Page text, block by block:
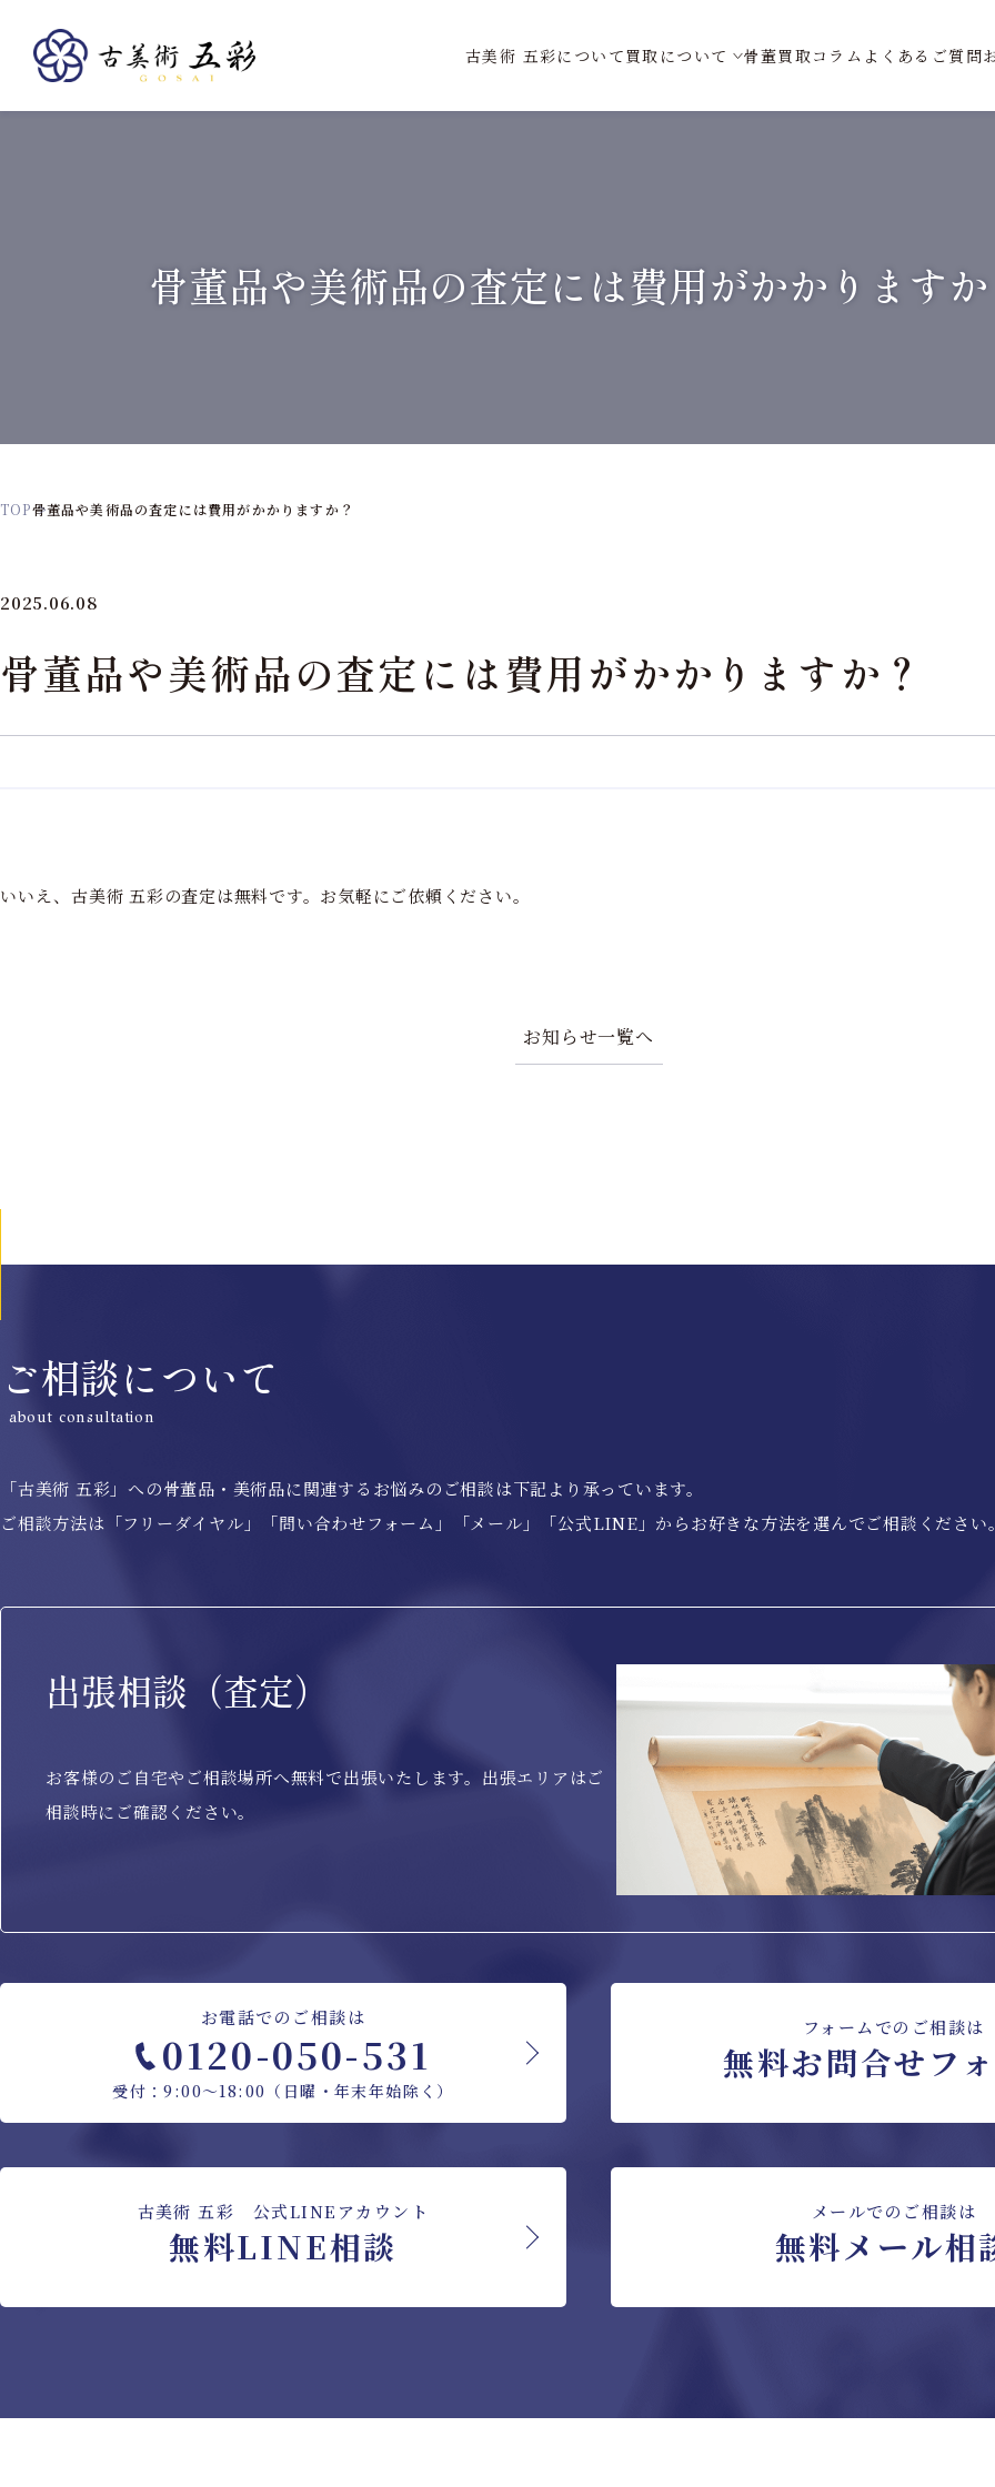
古美術 五彩について買取 について 骨董買取コラム よくある ご質問
骨董品や美術品の査定には費用がかかります
TOP骨董品や美術品の査定には費用がかかりますか？
2025.06.08
骨董品や美術品の査定には費用がかかりますか？
いいえ、古美術 五彩の査定は無料です。お気軽にご依頼ください。
お知らせ一覧へ
ご相談について
about consultation
「古美術 五彩」への骨董品・美術品に関連するお悩みのご相談は下記より承っています。
ご相談方法は「フリーダイヤル」「問い合わせフォーム 」「メール」「公式LINE」からお好きな方法を選んでご相談ください
出張相談（査定）
お客様のご自宅やご相談場所へ無料で出張いたします。出張エリアはご
相談時にご確認ください。
お電話でのご相談は
0120-050-531
受付：9:00〜18:00（日曜・年末年始除く）
フォームでのご相談は
無料お問合せフ
古美術 五彩 公式LINEアカウント
無料LINE相談
メールでのご相談は
無料メール相